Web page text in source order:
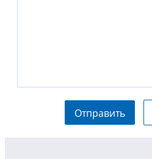
Отправить